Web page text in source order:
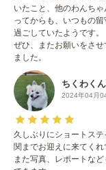
いたこと、他のわんち
ってからも、いつもの
過ごしていたようです。
ぜひ、またお願いをさ
ました。
ちくわく
2024年04月
久しぶりにショートス
関までお迎えに来てくれ
また写真、レポートな